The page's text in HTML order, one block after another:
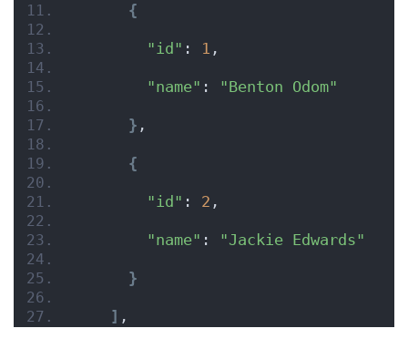
{
"id" : 1 ,
"name" : "Benton Odom"
} ,
{
"id" : 2 ,
"name" : "Jackie Edwards"
}
] ,